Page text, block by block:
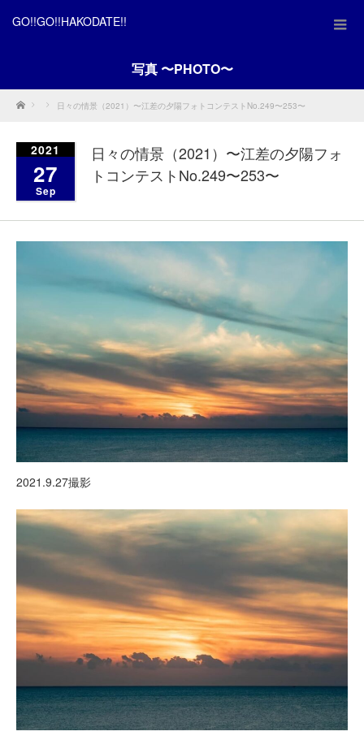
GO!!GO!!HAKODATE!!
写真 〜PHOTO〜
Home 日々の情景（2021）〜江差の夕陽フォトコンテストNo.249〜253〜
2021
27
Sep
日々の情景（2021）〜江差の夕陽フォ
トコンテストNo.249〜253〜
2021.9.27撮影